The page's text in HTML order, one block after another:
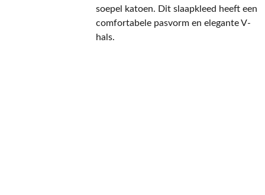
soepel katoen. Dit slaapkleed heeft een
comfortabele pasvorm en elegante V-
hals.